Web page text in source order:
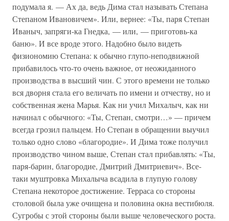
подумала я. — Ах да, ведь Дима стал называть Степана
Степаном Ивановичем». Или, вернее: «Ты, паря Степан
Иваныч, запряги-ка Гнедка, — или, — приготовь-ка
баню». И все вроде этого. Надобно было видеть
физиономию Степана: к обычно глупо-неподвижной
прибавилось что-то очень важное, от неожиданного
производства в высший чин. С этого времени не только
вся дворня стала его величать по имени и отчеству, но и
собственная жена Марья. Как ни учил Михалыч, как ни
начинал с обычного: «Ты, Степан, смотри…» — причем
всегда грозил пальцем. Но Степан в обращении выучил
только одно слово «благородие». И Дима тоже получил
производство чином выше, Степан стал прибавлять: «Ты,
паря-барин, благородие, Дмитрий Дмитриевич». Все-
таки муштровка Михалыча всадила в глупую голову
Степана некоторое достижение. Терраса со стороны
столовой была уже очищена и половина окна вестибюля.
Сугробы с этой стороны были выше человеческого роста.